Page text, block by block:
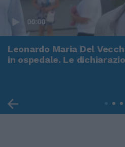
00:00
Leonardo Maria Del
in ospedale. Le